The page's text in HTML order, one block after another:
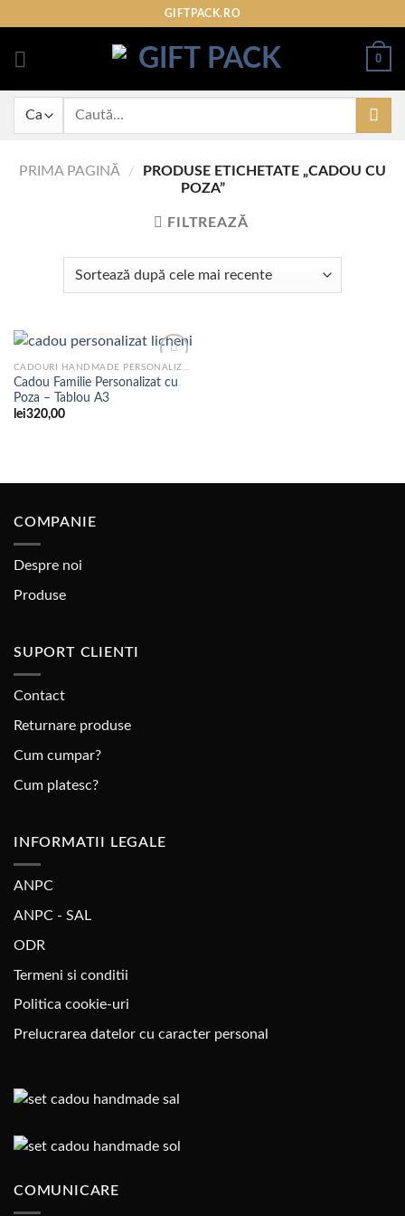
content
GIFTPACK.RO
0
Caută
PRIMA PAGINĂ /
PRODUSE ETICHETATE „CADOU CU
POZA”
FILTREAZĂ
CADOURI HANDMADE PERSONALIZATE
Cadou Familie Personalizat cu
Poza – Tablou A3
lei320,00
COMPANIE
Despre noi
Produse
SUPORT CLIENTI
Contact
Returnare produse
Cum cumpar?
Cum platesc?
INFORMATII LEGALE
ANPC
ANPC - SAL
ODR
Termeni si conditii
Politica cookie-uri
Prelucrarea datelor cu caracter personal
COMUNICARE